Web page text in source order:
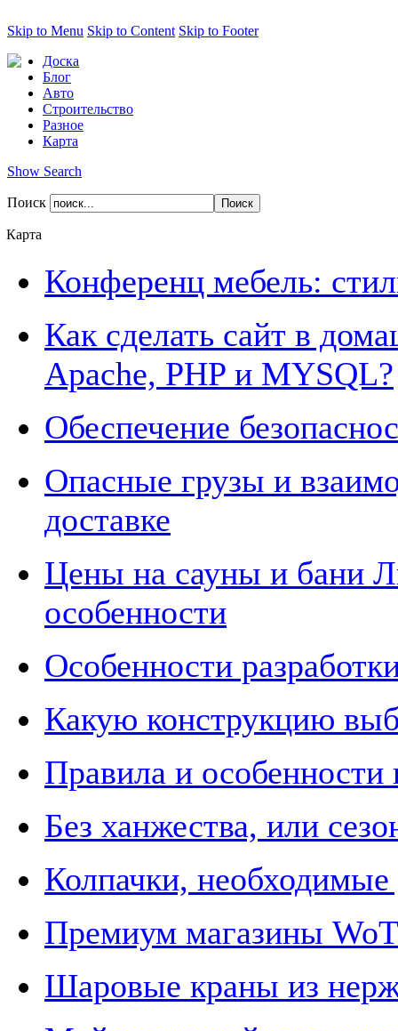
Skip to Menu Skip to Content Skip to Footer
Доска
Блог
Авто
Строительство
Разное
Карта
Show Search
Поиск
Карта
Конференц мебель:
Как сделать сайт в
Apache, PHP и MYSQL?
Обеспечение
Опасные грузы и
доставке
Цены на сауны и бани
особенности
Особенности
Какую конструкцию
Правила и особенности
Без ханжества, или
Колпачки, необходимые
Премиум магазины WoT
Шаровые краны из